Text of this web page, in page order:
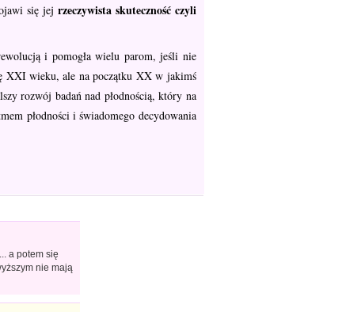
się jej rzeczywista skuteczność czyli
i pomogła wielu parom, jeśli nie
XXI wieku, ale na początku XX w jakimś
rozwój badań nad płodnością, który na
płodności i świadomego decydowania
a potem się
nie mają